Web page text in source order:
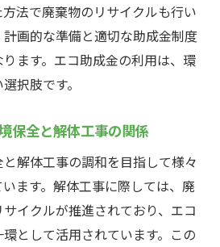
法で廃棄物のリサイクルも行い
画的な準備と適切な助成金制度
ます。エコ助成金の利用は、環
択肢です。
保全と解体工事の関係
解体工事の調和を目指して様々
ます。解体工事に際しては、廃
イクルが推進されており、エコ
として活用されています。この